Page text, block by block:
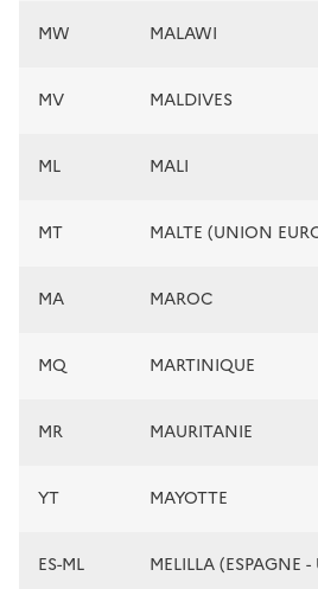
MW MALAWI
MV MALDIVES
ML MALI
MT MALTE (UNION
MA MAROC
MQ MARTINIQUE
MR MAURITANIE
YT MAYOTTE
ES-ML MELILLA (ESPAGNE